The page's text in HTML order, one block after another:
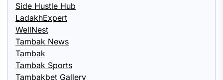
Side Hustle Hub
LadakhExpert
WellNest
Tambak News
Tambak
Tambak Sports
Tambakbet Gallery